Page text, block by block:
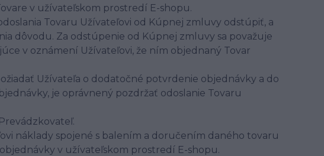
v užívateľskom prostredí E-shopu.
Tovaru Užívateľovi od Kúpnej zmluvy odstúpiť, a
dôvodu. Za odstúpenie od Kúpnej zmluvy sa považuje
v oznámení Užívateľovi, že ním objednaný Tovar
Užívateľa o dodatočné potvrdenie objednávky a do
je oprávnený pozdržať odoslanie Tovaru
náklady spojené s balením a doručením daného tovaru
v užívateľskom prostredí E-shopu.